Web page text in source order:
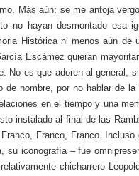
Más aún: se me antoja
no hayan desmontado esa
Histórica ni menos aún de
Escámez quieran
No es que adoren al general,
de nombre, por no hablar de
en el tiempo y una
instalado al final de las
Franco, Franco.
su iconografía – fue
chicharrero